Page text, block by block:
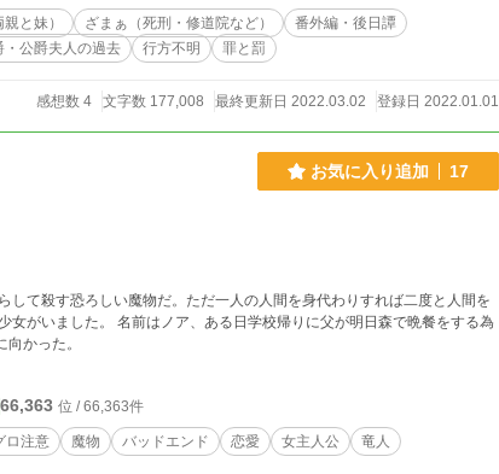
と妹） ざまぁ（死刑・修道院など）
番外編・後日譚
・公爵夫人の過去 行方不明 罪と罰
感想数 4 文字数 177,008 最終更新日 2022.03.02 登録日 2022.01.01
お気に入り追加 17
して殺す恐ろしい魔物だ。ただ一人の人間を身代わりすれば二度と人間を
がいました。 名前はノア、ある日学校帰りに父が明日森で晩餐をする為
かった。
66,363 位 / 66,363件
ロ注意 魔物 バッドエンド 恋愛 女主人公
竜人